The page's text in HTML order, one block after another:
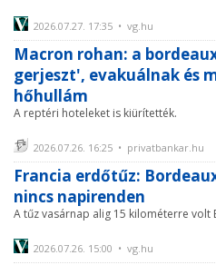
2026.07.27. 17:35 • vg.hu
Macron rohan: a
gerjeszt', evakuálnak és
hőhullám
A reptéri hoteleket is kiürítették.
2026.07.26. 16:25 • privatbankar.hu
Francia erdőtűz:
nincs napirenden
A tűz vasárnap alig 15 kilométerre volt
2026.07.26. 15:00 • vg.hu